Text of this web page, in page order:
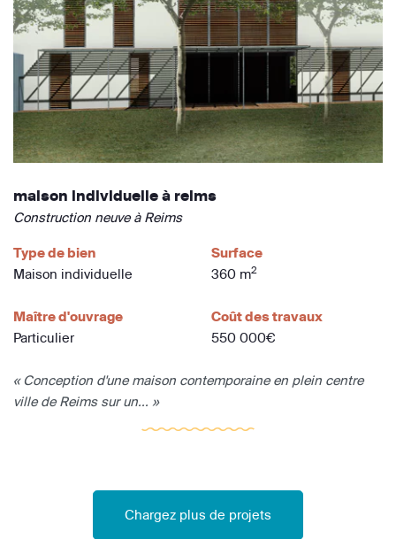
maison individuelle à reims
Construction neuve à Reims
Type de bien
Maison individuelle
Surface
360 m2
Maître d'ouvrage
Particulier
Coût des travaux
550 000€
« Conception d'une maison contemporaine en plein centre
ville de Reims sur un... »
Chargez plus de projets